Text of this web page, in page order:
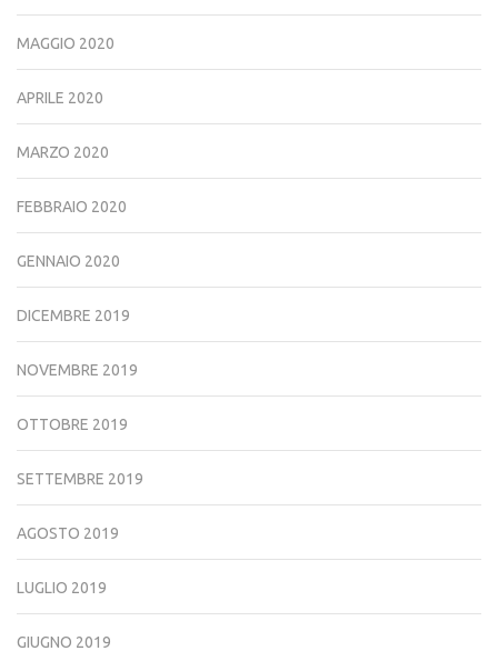
MAGGIO 2020
APRILE 2020
MARZO 2020
FEBBRAIO 2020
GENNAIO 2020
DICEMBRE 2019
NOVEMBRE 2019
OTTOBRE 2019
SETTEMBRE 2019
AGOSTO 2019
LUGLIO 2019
GIUGNO 2019